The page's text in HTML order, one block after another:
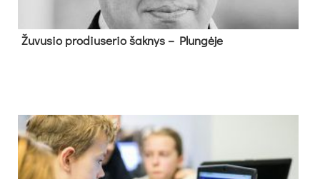
Žu­vu­sio pro­diu­se­rio šak­nys – Plun­gė­je